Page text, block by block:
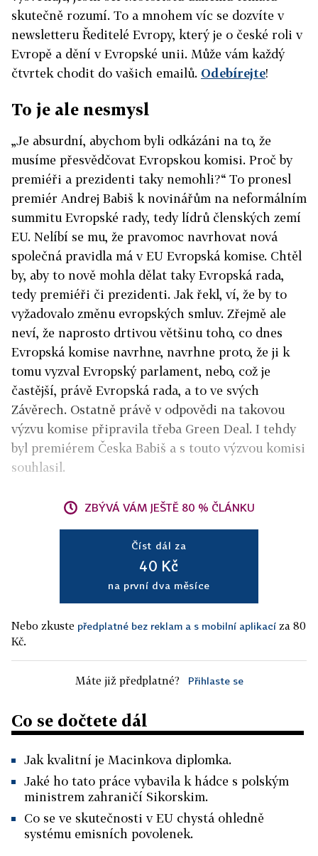
skutečně rozumí. To a mnohem víc se dozvíte v
newsletteru Ředitelé Evropy, který je o české roli v
Evropě a dění v Evropské unii. Může vám každý
čtvrtek chodit do vašich emailů. Odebírejte!
To je ale nesmysl
„Je absurdní, abychom byli odkázáni na to, že
musíme přesvědčovat Evropskou komisi. Proč by
premiéři a prezidenti taky nemohli?“ To pronesl
premiér Andrej Babiš k novinářům na neformálním
summitu Evropské rady, tedy lídrů členských zemí
EU. Nelíbí se mu, že pravomoc navrhovat nová
společná pravidla má v EU Evropská komise. Chtěl
by, aby to nově mohla dělat taky Evropská rada,
tedy premiéři či prezidenti. Jak řekl, ví, že by to
vyžadovalo změnu evropských smluv. Zřejmě ale
neví, že naprosto drtivou většinu toho, co dnes
Evropská komise navrhne, navrhne proto, že ji k
tomu vyzval Evropský parlament, nebo, což je
častější, právě Evropská rada, a to ve svých
Závěrech. Ostatně právě v odpovědi na takovou
výzvu komise připravila třeba Green Deal. I tehdy
byl premiérem Česka Babiš a s touto výzvou komisi
souhlasil.
ZBÝVÁ VÁM JEŠTĚ 80 % ČLÁNKU
Číst dál za
40 Kč
na první dva měsíce
Nebo zkuste předplatné bez reklam a s mobilní aplikací za 80
Kč.
Máte již předplatné? Přihlaste se
Co se dočtete dál
Jak kvalitní je Macinkova diplomka.
Jaké ho tato práce vybavila k hádce s polským
ministrem zahraničí Sikorskim.
Co se ve skutečnosti v EU chystá ohledně
systému emisních povolenek.